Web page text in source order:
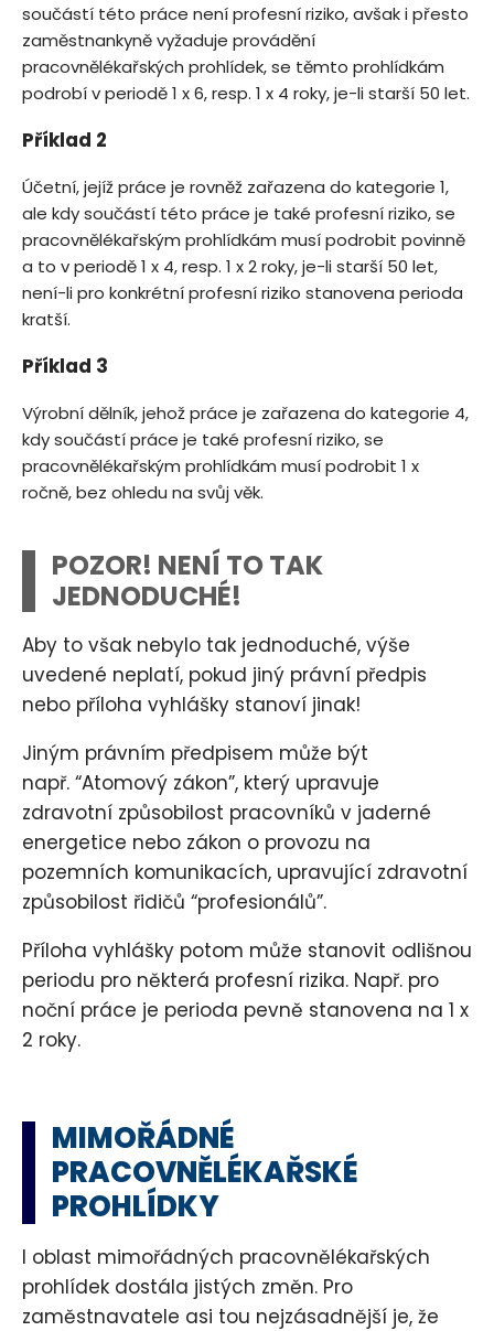
součástí této práce není profesní riziko, avšak i přesto
zaměstnankyně vyžaduje provádění
pracovnělékařských prohlídek, se těmto prohlídkám
podrobí v periodě 1 x 6, resp. 1 x 4 roky, je-li starší 50 let.
Příklad 2
Účetní, jejíž práce je rovněž zařazena do kategorie 1,
ale kdy součástí této práce je také profesní riziko, se
pracovnělékařským prohlídkám musí podrobit povinně
a to v periodě 1 x 4, resp. 1 x 2 roky, je-li starší 50 let,
není-li pro konkrétní profesní riziko stanovena perioda
kratší.
Příklad 3
Výrobní dělník, jehož práce je zařazena do kategorie 4,
kdy součástí práce je také profesní riziko, se
pracovnělékařským prohlídkám musí podrobit 1 x
ročně, bez ohledu na svůj věk.
POZOR! NENÍ TO TAK
JEDNODUCHÉ!
Aby to však nebylo tak jednoduché, výše
uvedené neplatí, pokud jiný právní předpis
nebo příloha vyhlášky stanoví jinak!
Jiným právním předpisem může být
např. “Atomový zákon”, který upravuje
zdravotní způsobilost pracovníků v jaderné
energetice nebo zákon o provozu na
pozemních komunikacích, upravující zdravotní
způsobilost řidičů “profesionálů”.
Příloha vyhlášky potom může stanovit odlišnou
periodu pro některá profesní rizika. Např. pro
noční práce je perioda pevně stanovena na 1 x
2 roky.
MIMOŘÁDNÉ
PRACOVNĚLÉKAŘSKÉ
PROHLÍDKY
I oblast mimořádných pracovnělékařských
prohlídek dostála jistých změn. Pro
zaměstnavatele asi tou nejzásadnější je, že